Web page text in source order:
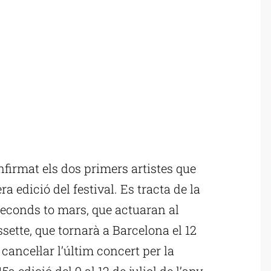
els dos primers artistes que
edició del festival. Es tracta de la
to mars, que actuaran al
que tornarà a Barcelona el 12
l’últim concert per la